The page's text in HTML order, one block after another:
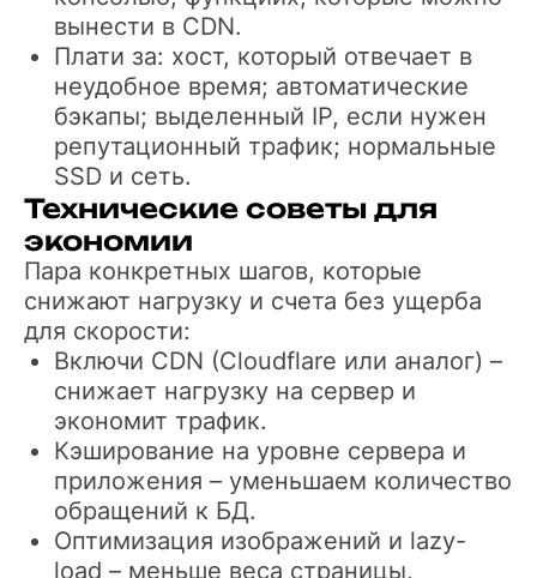
вынести в CDN.
Плати за: хост, который отвечает в
неудобное время; автоматические
бэкапы; выделенный IP, если нужен
репутационный трафик; нормальные
SSD и сеть.
Технические советы для
экономии
Пара конкретных шагов, которые
снижают нагрузку и счета без ущерба
для скорости:
Включи CDN (Cloudflare или аналог) –
снижает нагрузку на сервер и
экономит трафик.
Кэширование на уровне сервера и
приложения – уменьшаем количество
обращений к БД.
Оптимизация изображений и lazy-
load – меньше веса страницы,